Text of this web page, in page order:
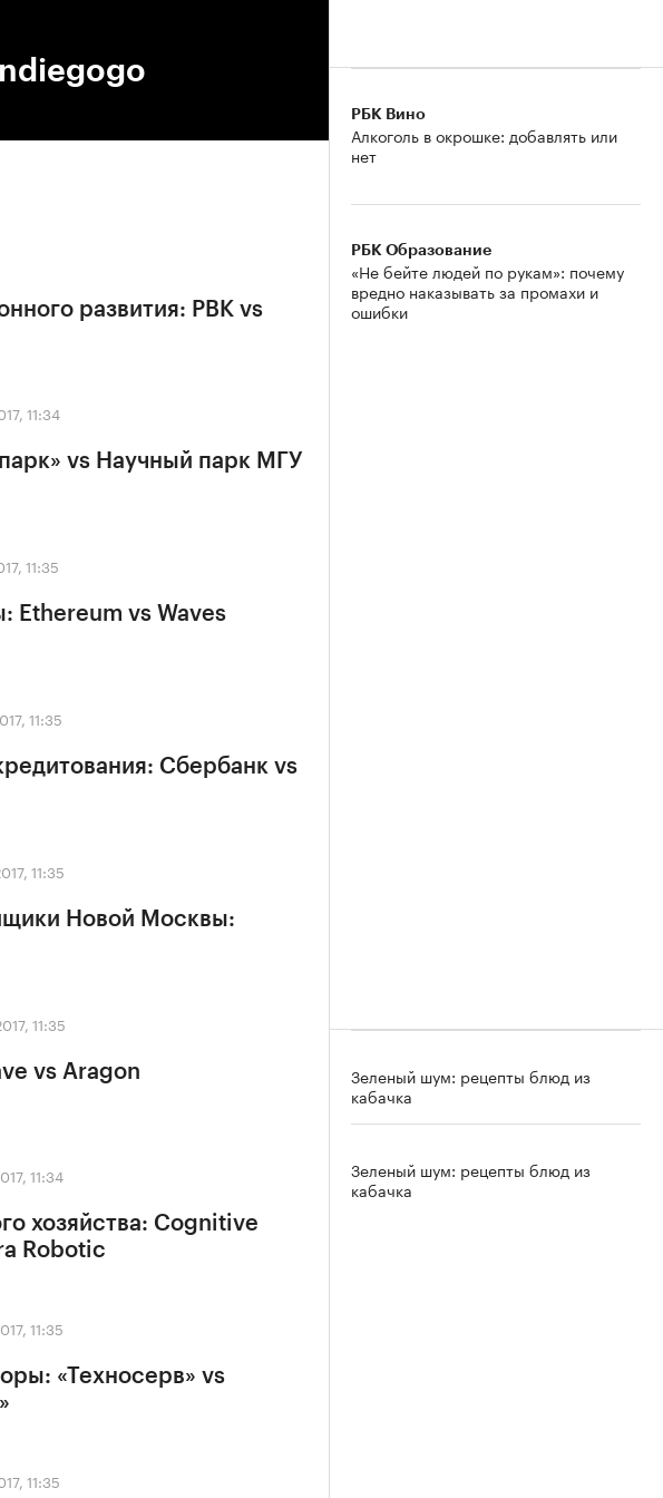
развития: РВК vs
11:34
vs Научный парк МГУ
11:35
Ethereum vs Waves
11:35
Сбербанк vs
11:35
Новой Москвы:
11:35
vs Aragon
11:34
хозяйства: Cognitive
Robotic
11:35
«​Техносерв» vs
11:35
РБК Вино
Алкоголь в окрошке: добавлять или
нет
РБК Образование
«Не бейте людей по рукам»: почему
вредно наказывать за промахи и
ошибки
Зеленый шум: рецепты блюд из
кабачка
Зеленый шум: рецепты блюд из
кабачка